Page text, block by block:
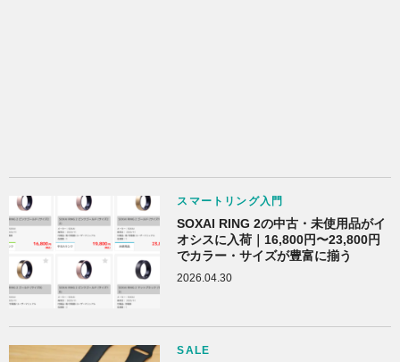
スマートリング入門
SOXAI RING 2の中古・未使用品がイ
オシスに入荷｜16,800円〜23,800円
でカラー・サイズが豊富に揃う
2026.04.30
SALE